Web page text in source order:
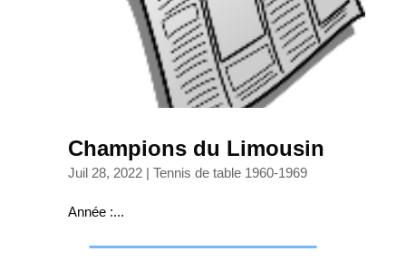
Champions du Limousin
Juil 28, 2022| Tennis de table 1960-1969
Année :...